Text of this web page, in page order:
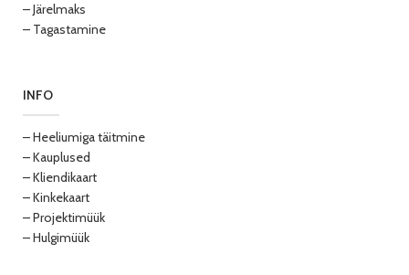
– Järelmaks
– Tagastamine
INFO
– Heeliumiga täitmine
– Kauplused
– Kliendikaart
– Kinkekaart
– Projektimüük
– Hulgimüük